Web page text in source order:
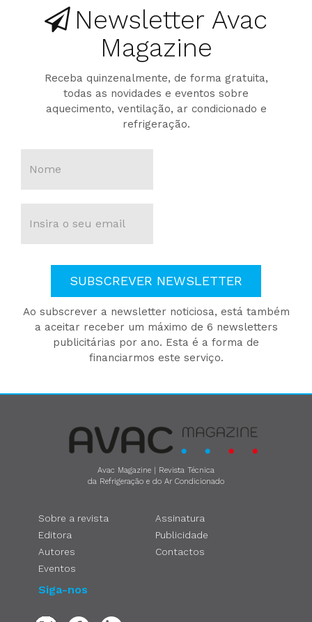
Newsletter Avac
Magazine
Receba quinzenalmente, de forma gratuita,
todas as novidades e eventos sobre
aquecimento, ventilação, ar condicionado e
refrigeração.
SUBSCREVER NEWSLETTER
Ao subscrever a newsletter noticiosa, está também
a aceitar receber um máximo de 6 newsletters
publicitárias por ano. Esta é a forma de
financiarmos este serviço.
Avac Magazine | Revista Técnica
da Refrigeração e do Ar Condicionado
Sobre a revista
Editora
Autores
Eventos
Assinatura
Publicidade
Contactos
Siga-nos